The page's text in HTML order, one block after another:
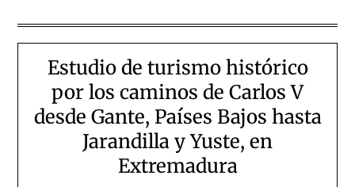
Estudio de turismo histórico
por los caminos de Carlos V
desde Gante, Países Bajos hasta
Jarandilla y Yuste, en
Extremadura